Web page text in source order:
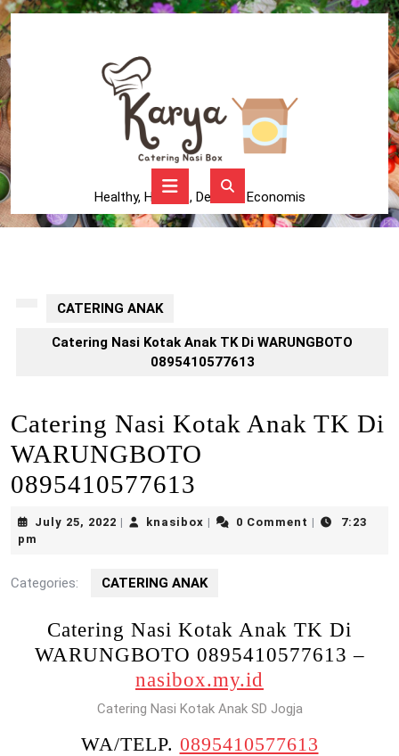
Skip
to
content
Healthy, Higienis, Delicius, Economis
Button
CATERING ANAK
Catering Nasi Kotak Anak TK Di WARUNGBOTO
0895410577613
Catering Nasi Kotak Anak TK Di
WARUNGBOTO
0895410577613
July 25, 2022 July
knasibox knasibox0 Comment
7:23
pm
Categories: CATERING ANAK
Catering Nasi Kotak Anak TK Di
WARUNGBOTO 0895410577613 –
nasibox.my.id
Catering Nasi Kotak Anak SD Jogja
WA/TELP. 0895410577613